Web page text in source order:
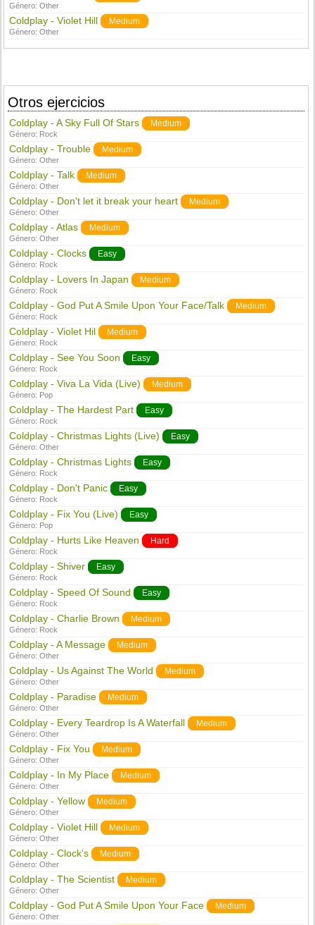
Género:Other
Coldplay - Violet Hill Medium
Género:Other
Otros ejercicios
Coldplay - A Sky Full Of Stars Medium
Género: Rock
Coldplay - Trouble Medium
Género:Other
Coldplay - Talk Medium
Género:Other
Coldplay - Don't let it break your heart Medium
Género:Other
Coldplay - Atlas Medium
Género:Other
Coldplay - Clocks Easy
Género: Rock
Coldplay - Lovers In Japan Medium
Género: Rock
Coldplay - God Put A Smile Upon Your Face/Talk Medium
Género: Rock
Coldplay - Violet Hil Medium
Género: Rock
Coldplay - See You Soon Easy
Género: Rock
Coldplay - Viva La Vida (Live) Medium
Género: Pop
Coldplay - The Hardest Part Easy
Género: Rock
Coldplay - Christmas Lights (Live) Easy
Género:Other
Coldplay - Christmas Lights Easy
Género: Rock
Coldplay - Don't Panic Easy
Género: Rock
Coldplay - Fix You (Live) Easy
Género: Pop
Coldplay - Hurts Like Heaven Hard
Género: Rock
Coldplay - Shiver Easy
Género: Rock
Coldplay - Speed Of Sound Easy
Género: Rock
Coldplay - Charlie Brown Medium
Género: Rock
Coldplay - A Message Medium
Género:Other
Coldplay - Us Against The World Medium
Género:Other
Coldplay - Paradise Medium
Género:Other
Coldplay - Every Teardrop Is A Waterfall Medium
Género:Other
Coldplay - Fix You Medium
Género:Other
Coldplay - In My Place Medium
Género:Other
Coldplay - Yellow Medium
Género:Other
Coldplay - Violet Hill Medium
Género:Other
Coldplay - Clock's Medium
Género:Other
Coldplay - The Scientist Medium
Género:Other
Coldplay - God Put A Smile Upon Your Face Medium
Género:Other